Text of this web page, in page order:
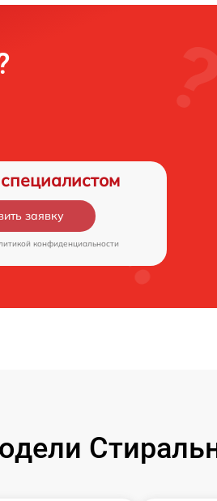
заявку
конфиденциальности